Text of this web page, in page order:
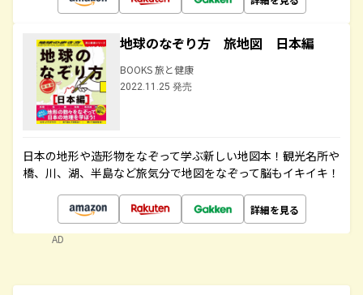
地球のなぞり方 旅地図 日本編
BOOKS 旅と健康
2022.11.25 発売
日本の地形や造形物をなぞって学ぶ新しい地図本！観光名所や
橋、川、湖、半島など旅気分で地図をなぞって脳もイキイキ！
詳細を見る
AD